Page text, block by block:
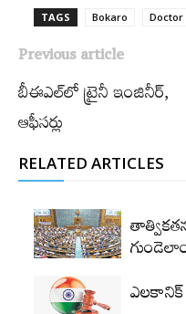
TAGS Bokaro Doctor
Previous article
బీఈఎల్‌లో ట్రైనీ ఇంజినీర్‌,
ఆఫీసర్లు
RELATED ARTICLES
ఎలకానిక్‌